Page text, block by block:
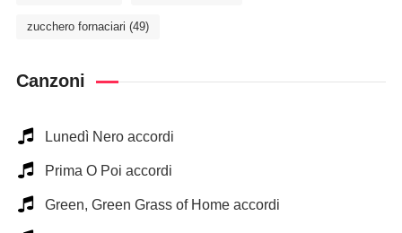
zucchero fornaciari (49)
Canzoni
Lunedì Nero accordi
Prima O Poi accordi
Green, Green Grass of Home accordi